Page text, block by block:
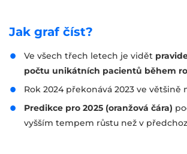
Jak graf číst?
Ve všech třech letech je vidět
počtu unikátních pacientů během
Rok 2024 překonává 2023 ve většině
Predikce pro 2025 (oranžová čára)
vyšším tempem růstu než v